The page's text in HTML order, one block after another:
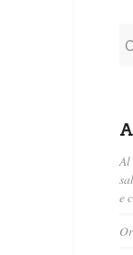
Al
e